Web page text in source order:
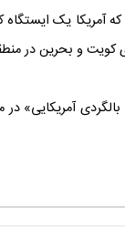
یک ایستگاه
کویت و بحرین در
آمریکایی»